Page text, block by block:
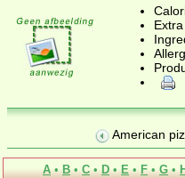
American
A • B • C • D • E • F • G •